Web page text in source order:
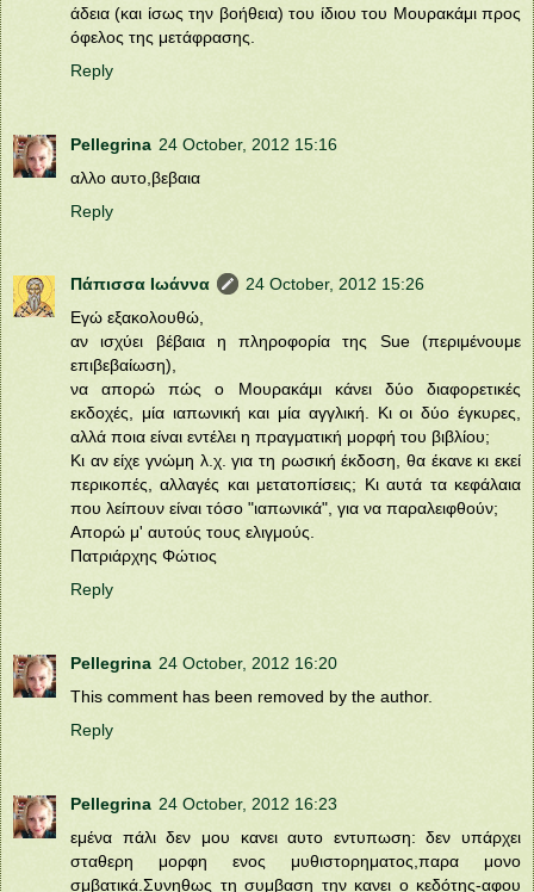
άδεια (και ίσως την βοήθεια) του ίδιου του Μουρακάμι προς
όφελος της μετάφρασης.
Reply
Pellegrina 24 October, 2012 15:16
αλλο αυτο,βεβαια
Reply
Πάπισσα Ιωάννα
24 October, 2012 15:26
Εγώ εξακολουθώ,
αν ισχύει βέβαια η πληροφορία της Sue (περιμένουμε
επιβεβαίωση),
να απορώ πώς ο Μουρακάμι κάνει δύο διαφορετικές
εκδοχές, μία ιαπωνική και μία αγγλική. Κι οι δύο έγκυρες,
αλλά ποια είναι εντέλει η πραγματική μορφή του βιβλίου;
Κι αν είχε γνώμη λ.χ. για τη ρωσική έκδοση, θα έκανε κι εκεί
περικοπές, αλλαγές και μετατοπίσεις; Κι αυτά τα κεφάλαια
που λείπουν είναι τόσο "ιαπωνικά", για να παραλειφθούν;
Απορώ μ' αυτούς τους ελιγμούς.
Πατριάρχης Φώτιος
Reply
Pellegrina 24 October, 2012 16:20
This comment has been removed by the author.
Reply
Pellegrina 24 October, 2012 16:23
εμένα πάλι δεν μου κανει αυτο εντυπωση: δεν υπάρχει
σταθερη μορφη ενος μυθιστορηματος,παρα μονο
σμβατικά.Συνηθως τη συμβαση την κανει ο κεδότης-αφου